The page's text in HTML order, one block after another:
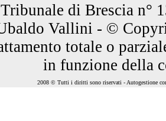
di Brescia n°
Vallini - ©
totale o
in funzione della
2008 © Tutti i diritti sono riservati - Autogestione